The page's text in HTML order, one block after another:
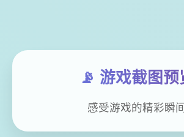
📡 游戏截图预
感受游戏的精彩瞬间